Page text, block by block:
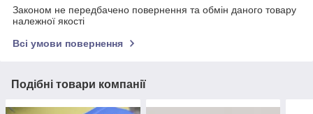
Законом не передбачено повернення та обмін даного товару
належної якості
Всі умови повернення
Подібні товари компанії